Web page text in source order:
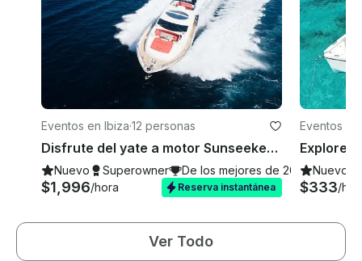
Eventos en Ibiza·12 personas
Disfrute del yate a motor Sunseeker Predator 92 en las aguas de Ibiza
Nuevo Superowner De los mejores de 2026
$1,996/hora Reserva instantánea
Eventos
Nuevo
$333/
Ver Todo